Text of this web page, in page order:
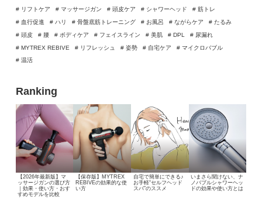
# リフトケア
# マッサージガン # 頭皮ケア # シャワーヘッド
# 筋トレ
# 血行促進
# ハリ # 骨盤底筋トレーニング # お風呂 # ながらケア
# たるみ
# 頭皮
# 腰 # ボディケア # フェイスライン # 美肌 # DPL
# 尿漏れ
# MYTREX REBIVE
# リフレッシュ # 姿勢 # 自宅ケア
# マイクロバブル
# 温活
Ranking
【2026年最新版】マ
ッサージガンの選び方
｜効果・使い方・おす
すめモデルを比較
【保存版】MYTREX
REBIVEの効果的な使
い方
自宅で簡単にできる♪
お手軽“セルフヘッド
スパ”のススメ
いまさら聞けない、ナ
ノバブルシャワーヘッ
ドの効果や使い方とは